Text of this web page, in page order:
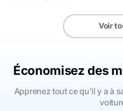
Voir
Économisez des
Apprenez tout ce qu'il y a à